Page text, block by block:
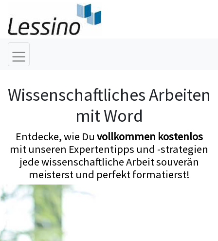
Wissenschaftliches Arbeiten
mit Word
Entdecke, wie Du vollkommen kostenlos
mit unseren Expertentipps und -strategien
jede wissenschaftliche Arbeit souverän
meisterst und perfekt formatierst!